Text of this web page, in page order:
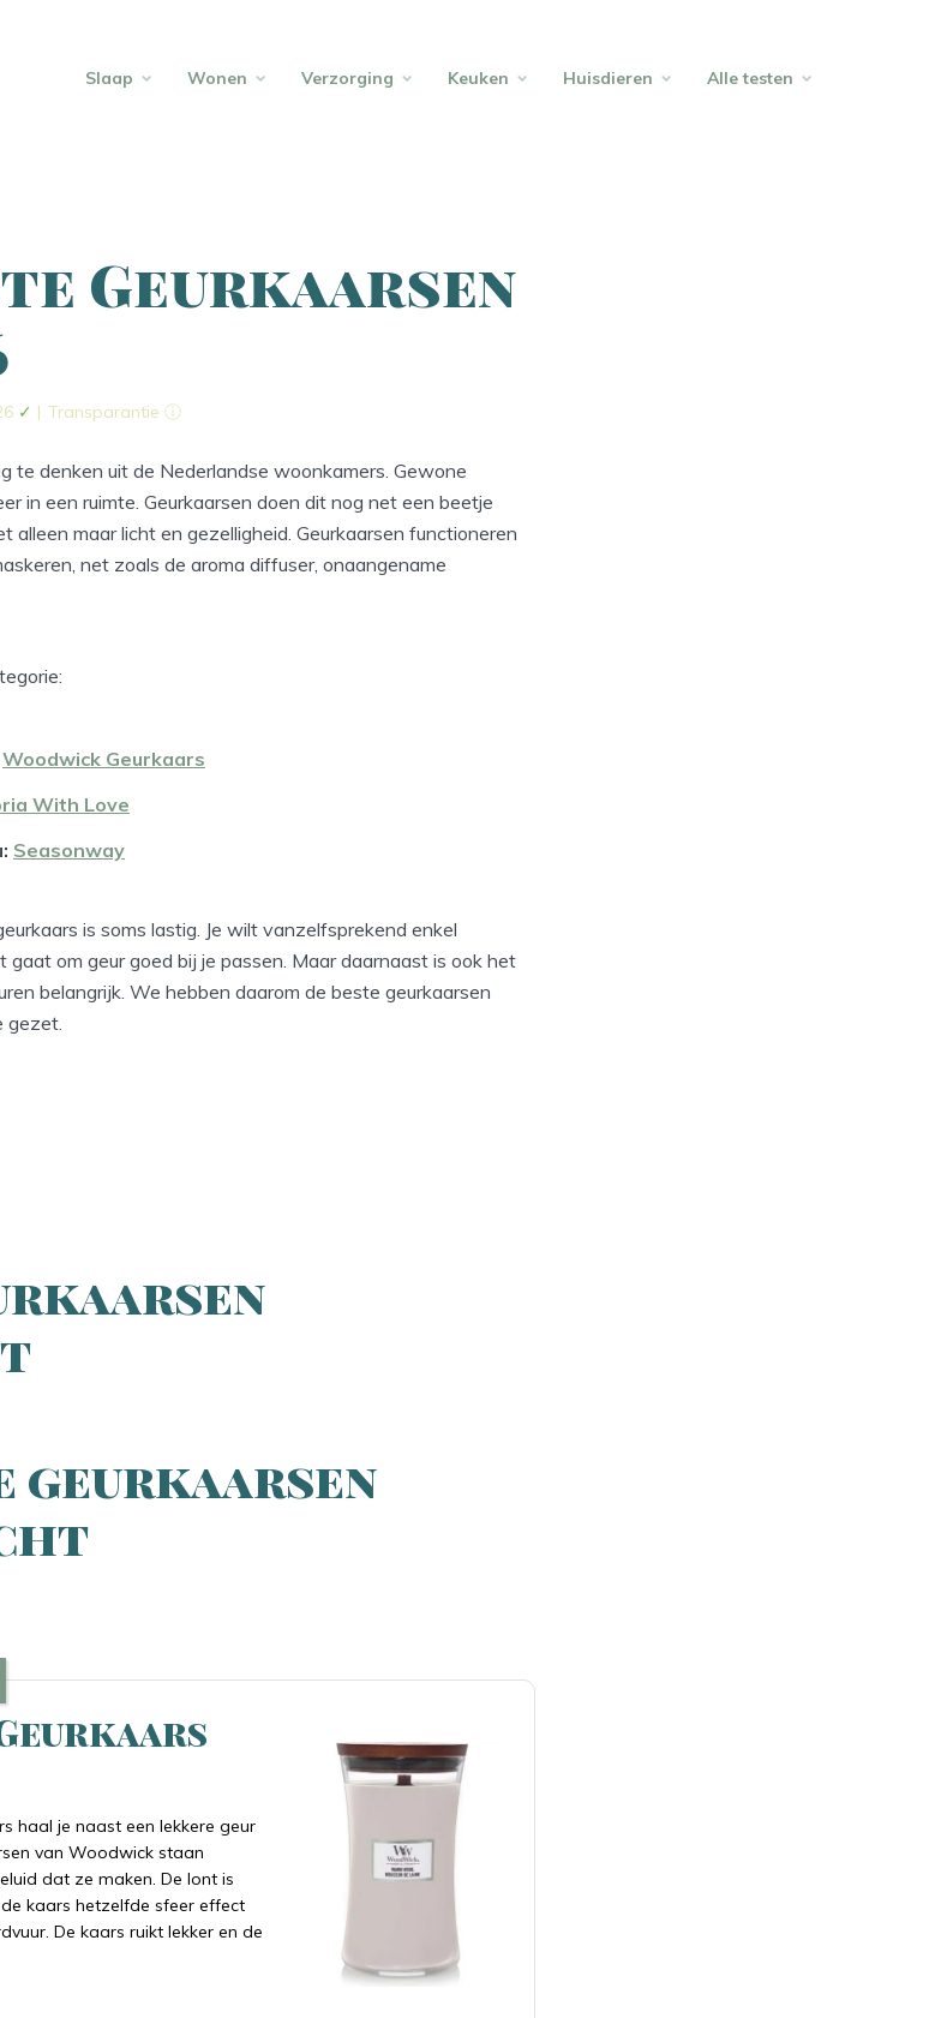
Slaap Wonen Verzorging Keuken Huisdieren Alle testen
Geurkaarsen
✓ | Transparantie ⓘ
te denken uit de Nederlandse woonkamers. Gewone
in een ruimte. Geurkaarsen doen dit nog net een beetje
alleen maar licht en gezelligheid. Geurkaarsen functioneren
net zoals de aroma diffuser, onaangename
Woodwick Geurkaars
With Love
Seasonway
is soms lastig. Je wilt vanzelfsprekend enkel
gaat om geur goed bij je passen. Maar daarnaast is ook het
belangrijk. We hebben daarom de beste geurkaarsen
gezet.
geurkaarsen
haal je naast een lekkere geur
van Woodwick staan
dat ze maken. De lont is
kaars hetzelfde sfeer effect
De kaars ruikt lekker en de